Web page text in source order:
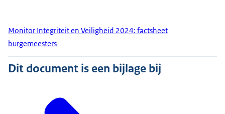
Monitor Integriteit en Veiligheid 2024: factsheet
burgemeesters
Dit document is een bijlage bij